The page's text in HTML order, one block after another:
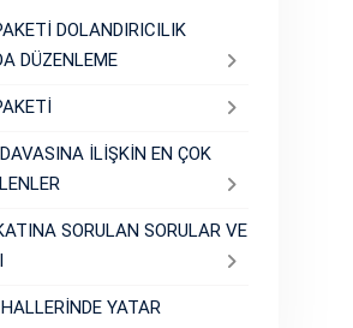
DOLANDIRICILIK
DÜZENLEME
İLİŞKİN EN ÇOK
SORULAN SORULAR VE
YATAR